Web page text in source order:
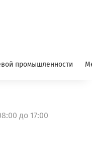
промышленности
до 17:00